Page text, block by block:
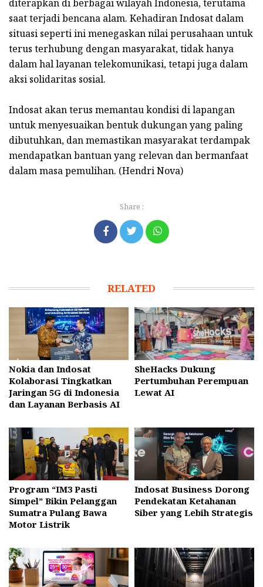
diterapkan di berbagai wilayah Indonesia, terutama
saat terjadi bencana alam. Kehadiran Indosat dalam
situasi seperti ini menegaskan nilai perusahaan untuk
terus terhubung dengan masyarakat, tidak hanya
dalam hal layanan telekomunikasi, tetapi juga dalam
aksi solidaritas sosial.
Indosat akan terus memantau kondisi di lapangan
untuk menyesuaikan bentuk dukungan yang paling
dibutuhkan, dan memastikan masyarakat terdampak
mendapatkan bantuan yang relevan dan bermanfaat
dalam masa pemulihan. (Hendri Nova)
Share :
RELATED
Nokia dan Indosat
Kolaborasi Tingkatkan
Jaringan 5G di Indonesia
dan Layanan Berbasis AI
SheHacks Dukung
Pertumbuhan Perempuan
Lewat AI
Program “IM3 Pasti
Simpel” Bikin Pelanggan
Sumatra Pulang Bawa
Motor Listrik
Indosat Business Dorong
Pendekatan Ketahanan
Siber yang Lebih Strategis